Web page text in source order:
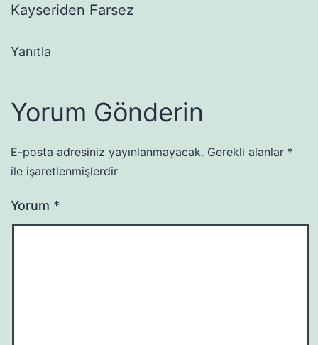
Kayseriden Farsez
Yanıtla
Yorum Gönderin
E-posta adresiniz yayınlanmayacak. Gerekli alanlar *
ile işaretlenmişlerdir
Yorum *